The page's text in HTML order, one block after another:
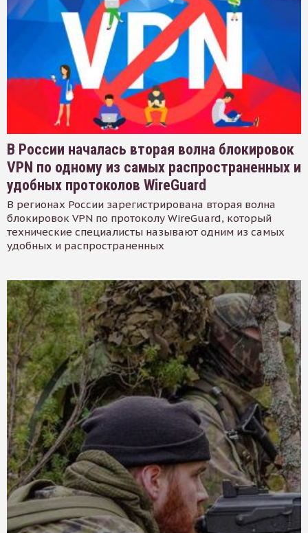
В России началась вторая волна блокировок
VPN по одному из самых распространенных и
удобных протоколов WireGuard
В регионах России зарегистрирована вторая волна
блокировок VPN по протоколу WireGuard, который
технические специалисты называют одним из самых
удобных и распространенных